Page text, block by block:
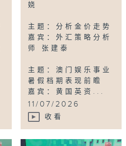
娆
主题：分析金价走势
嘉宾：外汇策略分析
师 张建泰
主题：澳门娱乐事业
暑假档期表现前瞻
嘉宾：黄国英资...
11/07/2026
收看